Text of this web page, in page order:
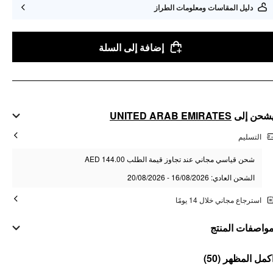
دليل المقاسات ومعلومات الطراز
إضافة إلى السلة
إلى UNITED ARAB EMIRATES
التسليم
شحن قياسي مجاني عند تجاوز قيمة الطلب AED 144.00
الشحن العادي: 16/08/2026 - 20/08/2026
استرجاع مجاني خلال 14 يومًا
مواصفات المنتج
مواد المظهر (50)